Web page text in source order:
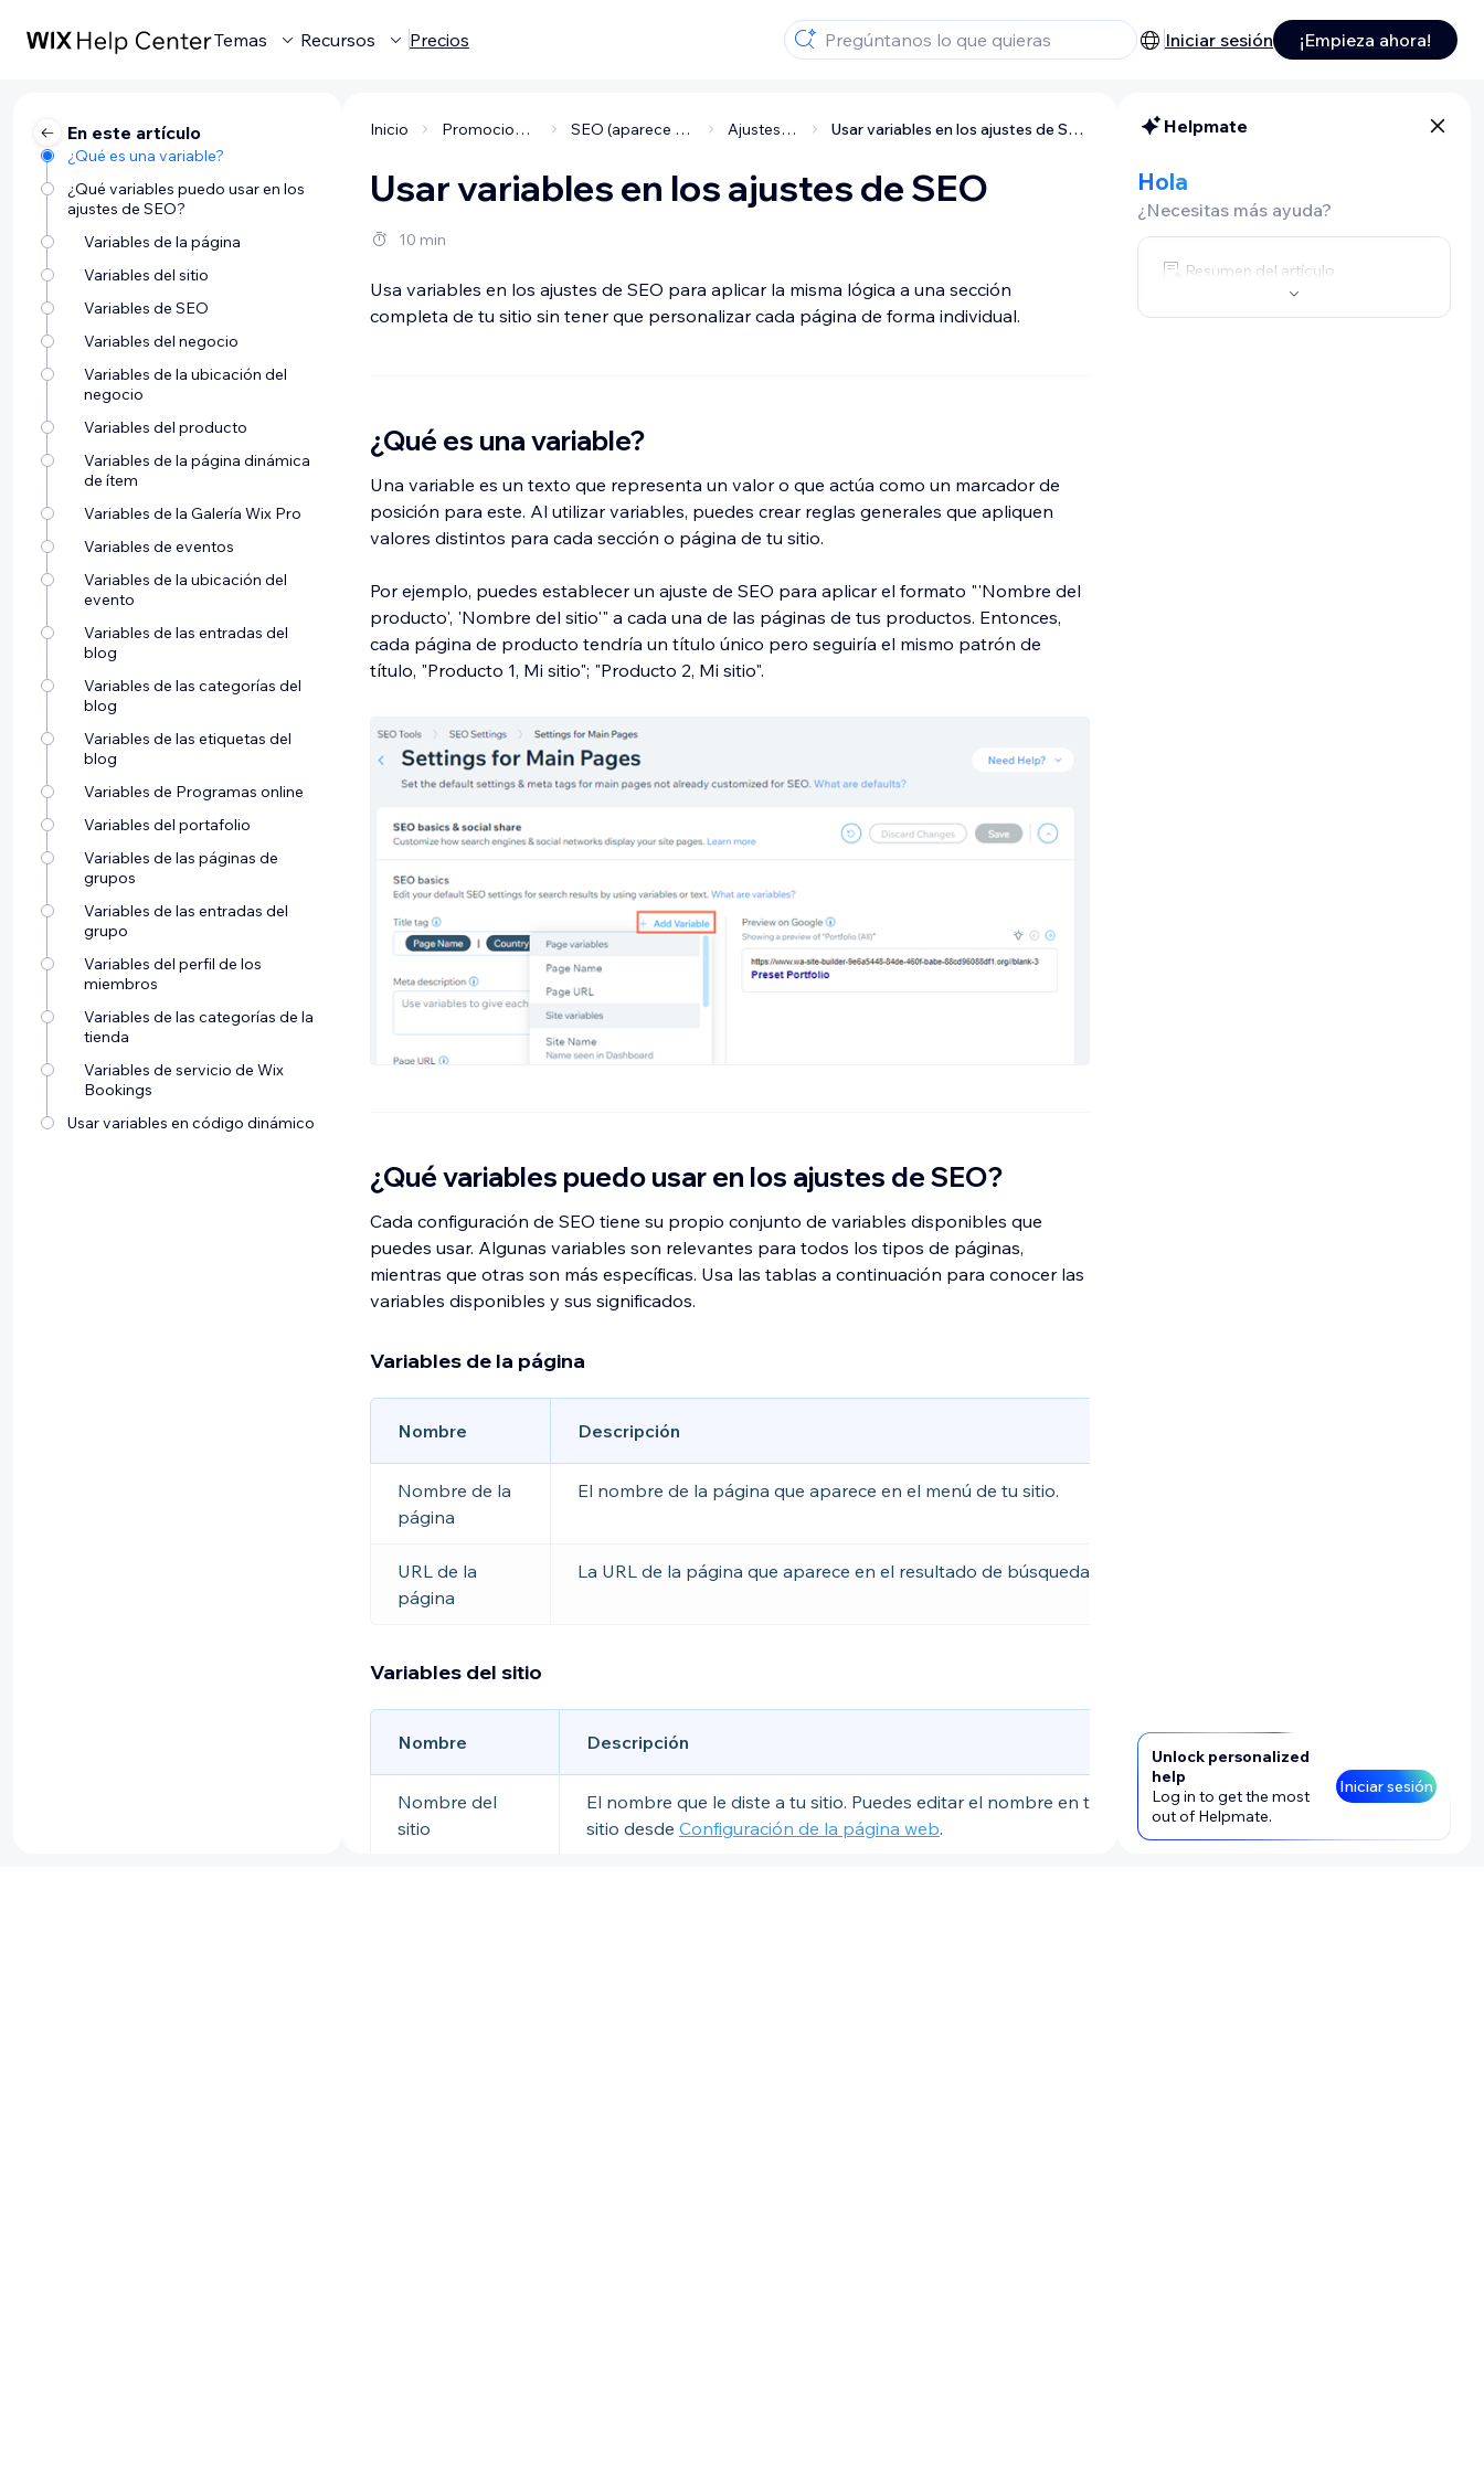
Temas Recursos Precios Iniciar sesión ¡Empieza ahora!
En este artículo
¿Qué es una variable?
¿Qué variables puedo usar en los
ajustes de SEO?
Variables de la página
Variables del sitio
Variables de SEO
Variables del negocio
Variables de la ubicación del
negocio
Variables del producto
Variables de la página dinámica
de ítem
Variables de la Galería Wix Pro
Variables de eventos
Variables de la ubicación del
evento
Variables de las entradas del
blog
Variables de las categorías del
blog
Variables de las etiquetas del
blog
Variables de Programas online
Variables del portafolio
Variables de las páginas de
grupos
Variables de las entradas del
grupo
Variables del perfil de los
miembros
Variables de las categorías de la
tienda
Variables de servicio de Wix
Bookings
Usar variables en código dinámico
Inicio Promocionar tu sitio SEO (aparece en Google) Ajustes de SEO Usar variables en los ajustes de SEO
Usar variables en los ajustes de SEO
10 min
Usa variables en los ajustes de SEO para aplicar la misma lógica a una sección
completa de tu sitio sin tener que personalizar cada página de forma individual.
¿Qué es una variable?
Una variable es un texto que representa un valor o que actúa como un marcador de
posición para este. Al utilizar variables, puedes crear reglas generales que apliquen
valores distintos para cada sección o página de tu sitio.
Por ejemplo, puedes establecer un ajuste de SEO para aplicar el formato "'Nombre del
producto', 'Nombre del sitio'" a cada una de las páginas de tus productos. Entonces,
cada página de producto tendría un título único pero seguiría el mismo patrón de
título, "Producto 1, Mi sitio"; "Producto 2, Mi sitio".
¿Qué variables puedo usar en los ajustes de SEO?
Cada configuración de SEO tiene su propio conjunto de variables disponibles que
puedes usar. Algunas variables son relevantes para todos los tipos de páginas,
mientras que otras son más específicas. Usa las tablas a continuación para conocer las
variables disponibles y sus significados.
Variables de la página
Nombre Descripción
Nombre de la
página
El nombre de la página que aparece en el menú de tu sitio.
URL de la
página
La URL de la página que aparece en el resultado de búsqueda.
Variables del sitio
Nombre Descripción
Nombre del
sitio
El nombre que le diste a tu sitio. Puedes editar el nombre en tu
sitio desde Configuración de la página web.
Helpmate
Hola
¿Necesitas más ayuda?
Resumen del artículo
Unlock personalized
help
Log in to get the most
out of Helpmate.
Iniciar sesión